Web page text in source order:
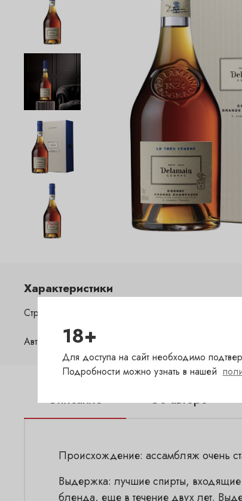
Характеристики
Страна
Автор
Описание Об авторе
Происхождение: ассамбляж очень
Выдержка: лучшие спирты, входящие
бленда, еще в течение двух лет.
18+
Для доступа на сайт необходимо
Подробности можно узнать в нашей